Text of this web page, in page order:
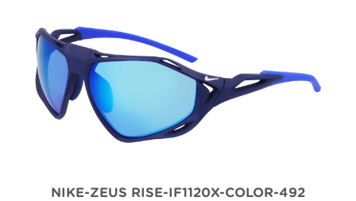
NIKE-ZEUS RISE-IF1120X-COLOR-492